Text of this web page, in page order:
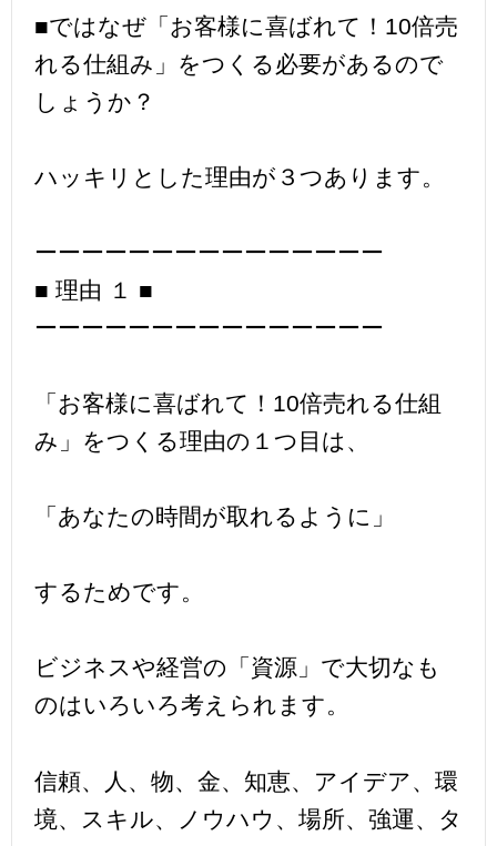
■ではなぜ「お客様に喜ばれて！10倍売
れる仕組み」をつくる必要があるので
しょうか？
ハッキリとした理由が３つあります。
ーーーーーーーーーーーーーーー
■ 理由 １ ■
ーーーーーーーーーーーーーーー
「お客様に喜ばれて！10倍売れる仕組
み」をつくる理由の１つ目は、
「あなたの時間が取れるように」
するためです。
ビジネスや経営の「資源」で大切なも
のはいろいろ考えられます。
信頼、人、物、金、知恵、アイデア、環
境、スキル、ノウハウ、場所、強運、タ